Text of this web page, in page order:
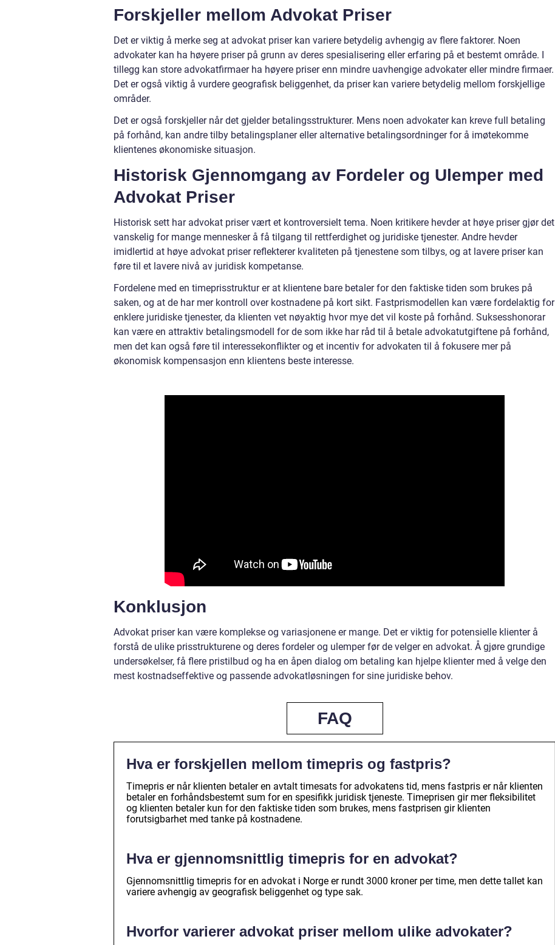
Forskjeller mellom Advokat Priser
Det er viktig å merke seg at advokat priser kan variere betydelig avhengig av flere faktorer. Noen
advokater kan ha høyere priser på grunn av deres spesialisering eller erfaring på et bestemt område. I
tillegg kan store advokatfirmaer ha høyere priser enn mindre uavhengige advokater eller mindre firmaer.
Det er også viktig å vurdere geografisk beliggenhet, da priser kan variere betydelig mellom forskjellige
områder.
Det er også forskjeller når det gjelder betalingsstrukturer. Mens noen advokater kan kreve full betaling
på forhånd, kan andre tilby betalingsplaner eller alternative betalingsordninger for å imøtekomme
klientenes økonomiske situasjon.
Historisk Gjennomgang av Fordeler og Ulemper med
Advokat Priser
Historisk sett har advokat priser vært et kontroversielt tema. Noen kritikere hevder at høye priser gjør det
vanskelig for mange mennesker å få tilgang til rettferdighet og juridiske tjenester. Andre hevder
imidlertid at høye advokat priser reflekterer kvaliteten på tjenestene som tilbys, og at lavere priser kan
føre til et lavere nivå av juridisk kompetanse.
Fordelene med en timeprisstruktur er at klientene bare betaler for den faktiske tiden som brukes på
saken, og at de har mer kontroll over kostnadene på kort sikt. Fastprismodellen kan være fordelaktig for
enklere juridiske tjenester, da klienten vet nøyaktig hvor mye det vil koste på forhånd. Suksesshonorar
kan være en attraktiv betalingsmodell for de som ikke har råd til å betale advokatutgiftene på forhånd,
men det kan også føre til interessekonflikter og et incentiv for advokaten til å fokusere mer på
økonomisk kompensasjon enn klientens beste interesse.
Konklusjon
Advokat priser kan være komplekse og variasjonene er mange. Det er viktig for potensielle klienter å
forstå de ulike prisstrukturene og deres fordeler og ulemper før de velger en advokat. Å gjøre grundige
undersøkelser, få flere pristilbud og ha en åpen dialog om betaling kan hjelpe klienter med å velge den
mest kostnadseffektive og passende advokatløsningen for sine juridiske behov.
FAQ
Hva er forskjellen mellom timepris og fastpris?
Timepris er når klienten betaler en avtalt timesats for advokatens tid, mens fastpris er når klienten
betaler en forhåndsbestemt sum for en spesifikk juridisk tjeneste. Timeprisen gir mer fleksibilitet
og klienten betaler kun for den faktiske tiden som brukes, mens fastprisen gir klienten
forutsigbarhet med tanke på kostnadene.
Hva er gjennomsnittlig timepris for en advokat?
Gjennomsnittlig timepris for en advokat i Norge er rundt 3000 kroner per time, men dette tallet kan
variere avhengig av geografisk beliggenhet og type sak.
Hvorfor varierer advokat priser mellom ulike advokater?